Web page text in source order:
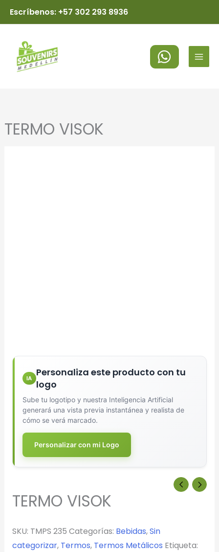
Escríbenos: +57 302 293 8936
TERMO VISOK
IA
Personaliza este producto con tu
logo
Sube tu logotipo y nuestra Inteligencia Artificial
generará una vista previa instantánea y realista de
cómo se verá marcado.
Personalizar con mi Logo
TERMO VISOK
SKU: TMPS 235 Categorías: Bebidas,Sin
categorizar, Termos, Termos Metálicos Etiqueta: